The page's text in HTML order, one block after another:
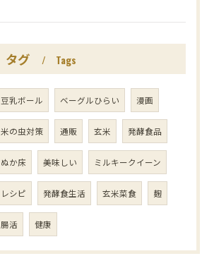
タグ Tags
豆乳ボール ベーグルひらい 漫画
米の虫対策 通販 玄米 発酵食品
ぬか床 美味しい ミルキークイーン
レシピ 発酵食生活 玄米菜食 麹
腸活 健康